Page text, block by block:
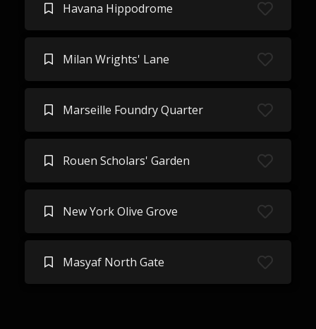
Havana Hippodrome
Milan Wrights' Lane
Marseille Foundry Quarter
Rouen Scholars' Garden
New York Olive Grove
Masyaf North Gate